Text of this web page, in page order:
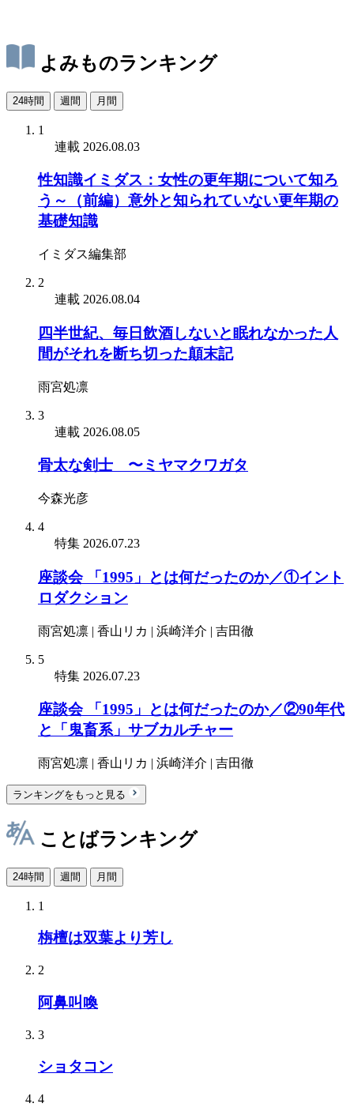
よみものランキング
24時間 週間 月間
1
連載 2026.08.03
性知識イミダス：女性の更年期について知ろ
う～（前編）意外と知られていない更年期の
基礎知識
イミダス編集部
2
連載 2026.08.04
四半世紀、毎日飲酒しないと眠れなかった人
間がそれを断ち切った顛末記
雨宮処凛
3
連載 2026.08.05
骨太な剣士 〜ミヤマクワガタ
今森光彦
4
特集 2026.07.23
座談会 「1995」とは何だったのか／①イント
ロダクション
雨宮処凛 | 香山リカ | 浜崎洋介 | 吉田徹
5
特集 2026.07.23
座談会 「1995」とは何だったのか／②90年代
と「鬼畜系」サブカルチャー
雨宮処凛 | 香山リカ | 浜崎洋介 | 吉田徹
ランキングをもっと見る
ことばランキング
24時間 週間 月間
1
栴檀は双葉より芳し
2
阿鼻叫喚
3
ショタコン
4